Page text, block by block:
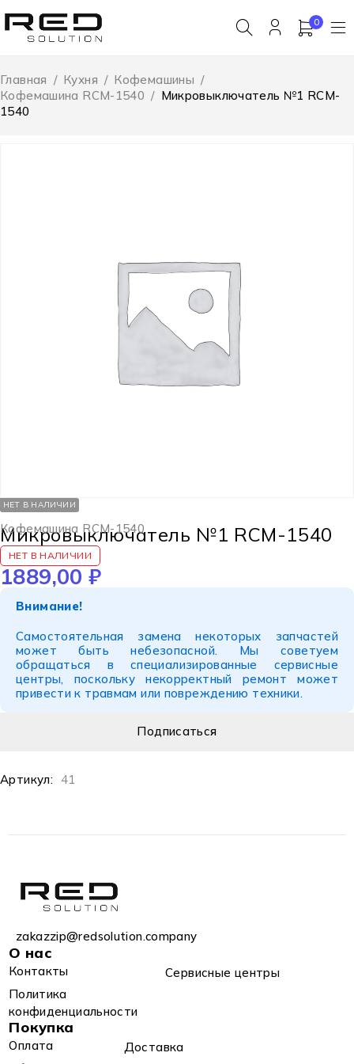
0
Главная / Кухня / Кофемашины /
Кофемашина RCM-1540 / Микровыключатель №1 RCM-
1540
НЕТ В НАЛИЧИИ
Кофемашина RCM-1540
Микровыключатель №1 RCM-1540
НЕТ В НАЛИЧИИ
1889,00 ₽
Внимание!
Самостоятельная замена некоторых запчастей
может быть небезопасной. Мы советуем
обращаться в специализированные сервисные
центры, поскольку некорректный ремонт может
привести к травмам или повреждению техники.
Артикул: 41
zakazzip@redsolution.company
О нас
Контакты
Сервисные центры
Политика
конфиденциальности
Покупка
Оплата
Доставка